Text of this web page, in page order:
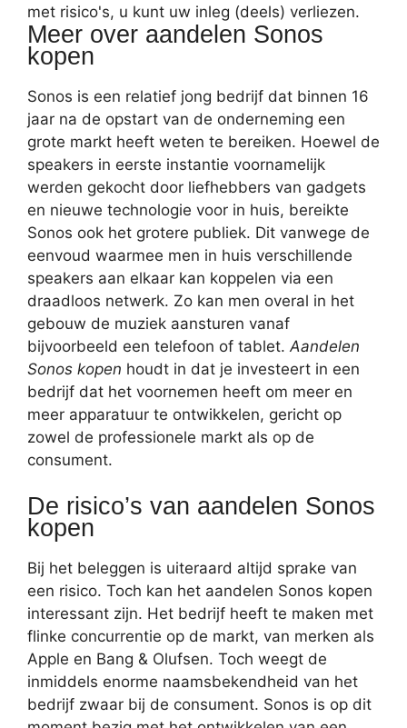
met risico's, u kunt uw inleg (deels) verliezen.
Meer over aandelen Sonos
kopen
Sonos is een relatief jong bedrijf dat binnen 16
jaar na de opstart van de onderneming een
grote markt heeft weten te bereiken. Hoewel de
speakers in eerste instantie voornamelijk
werden gekocht door liefhebbers van gadgets
en nieuwe technologie voor in huis, bereikte
Sonos ook het grotere publiek. Dit vanwege de
eenvoud waarmee men in huis verschillende
speakers aan elkaar kan koppelen via een
draadloos netwerk. Zo kan men overal in het
gebouw de muziek aansturen vanaf
bijvoorbeeld een telefoon of tablet.Aandelen
Sonos kopen houdt in dat je investeert in een
bedrijf dat het voornemen heeft om meer en
meer apparatuur te ontwikkelen, gericht op
zowel de professionele markt als op de
consument.
De risico’s van aandelen Sonos
kopen
Bij het beleggen is uiteraard altijd sprake van
een risico. Toch kan het aandelen Sonos kopen
interessant zijn. Het bedrijf heeft te maken met
flinke concurrentie op de markt, van merken als
Apple en Bang & Olufsen. Toch weegt de
inmiddels enorme naamsbekendheid van het
bedrijf zwaar bij de consument. Sonos is op dit